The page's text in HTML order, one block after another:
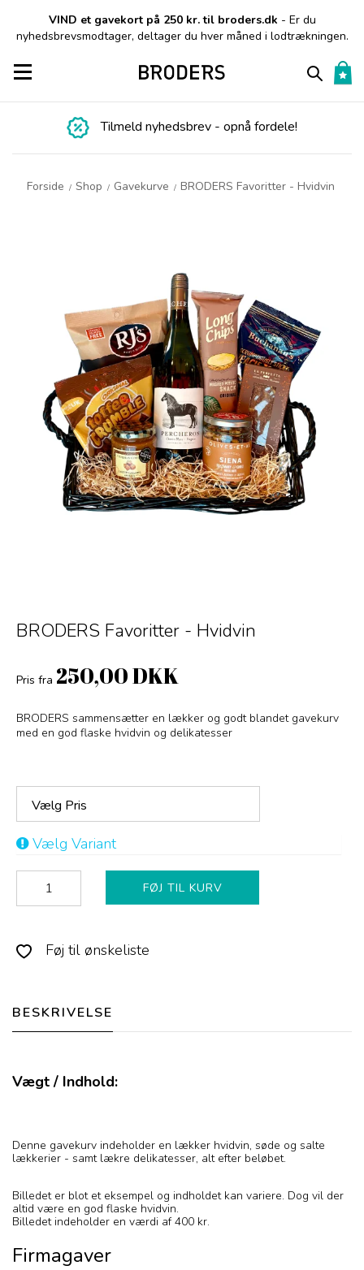
VIND et gavekort på 250 kr. til broders.dk - Er du
nyhedsbrevsmodtager, deltager du hver måned i lodtrækningen.
Toggle navigation
Tilmeld nyhedsbrev - opnå fordele!
Forside / Shop / Gavekurve / BRODERS Favoritter - Hvidvin
BRODERS Favoritter - Hvidvin
Pris fra 250,00 DKK
BRODERS sammensætter en lækker og godt blandet gavekurv
med en god flaske hvidvin og delikatesser
Vælg Pris
Vælg Variant
FØJ TIL KURV
Føj til ønskeliste
BESKRIVELSE
Vægt / Indhold:
Denne gavekurv indeholder en lækker hvidvin, søde og salte
lækkerier - samt lækre delikatesser, alt efter beløbet.
Billedet er blot et eksempel og indholdet kan variere. Dog vil der
altid være en god flaske hvidvin.
Billedet indeholder en værdi af 400 kr.
Firmagaver